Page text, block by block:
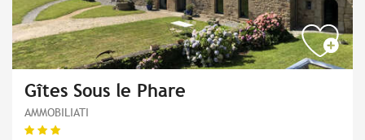
Gîtes Sous le Phare
AMMOBILIATI